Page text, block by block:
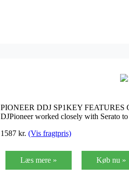
PIONEER DDJ SP1KEY FEATURES
DJPioneer worked closely with Serato
1587 kr. (Vis fragtpris)
Læs mere » Køb nu »